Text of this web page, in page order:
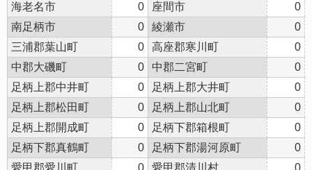
海老名市
0 座間市
0
南足柄市
0 綾瀬市
0
三浦郡葉山町
0 高座郡寒川町
0
中郡大磯町
0 中郡二宮町
0
足柄上郡中井町
0 足柄上郡大井町
0
足柄上郡松田町
0 足柄上郡山北町
0
足柄上郡開成町
0 足柄下郡箱根町
0
足柄下郡真鶴町
0 足柄下郡湯河原町
0
愛甲郡愛川町
0 愛甲郡清川村 0